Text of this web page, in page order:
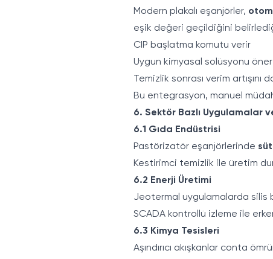
Modern plakalı eşanjörler,
eşik değeri geçildiğini
CIP başlatma komutu verir
Uygun kimyasal solüsyonu
Temizlik sonrası verim
Bu entegrasyon, manuel
6. Sektör Bazlı Uygulamalar
6.1 Gıda Endüstrisi
Pastörizatör eşanjörlerinde
Kestirimci temizlik ile üretim
6.2 Enerji Üretimi
Jeotermal uygulamalarda silis
SCADA kontrollü izleme ile
6.3 Kimya Tesisleri
Aşındırıcı akışkanlar conta